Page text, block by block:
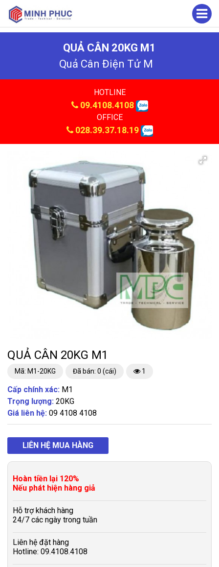
QUẢ CÂN 20KG M1
Quả Cân Điện Tử M
HOTLINE
09.4108.4108
OFFICE
028.39.37.18.19
QUẢ CÂN 20KG M1
Mã: M1-20KG Đã bán: 0 (cái) 1
Cấp chính xác: M1
Trọng lượng: 20KG
Giá liên hệ: 09 4108 4108
LIÊN HỆ MUA HÀNG
Hoàn tiền lại 120%
Nếu phát hiện hàng giả
Hỗ trợ khách hàng
24/7 các ngày trong tuần
Liên hệ đặt hàng
Hotline: 09.4108.4108